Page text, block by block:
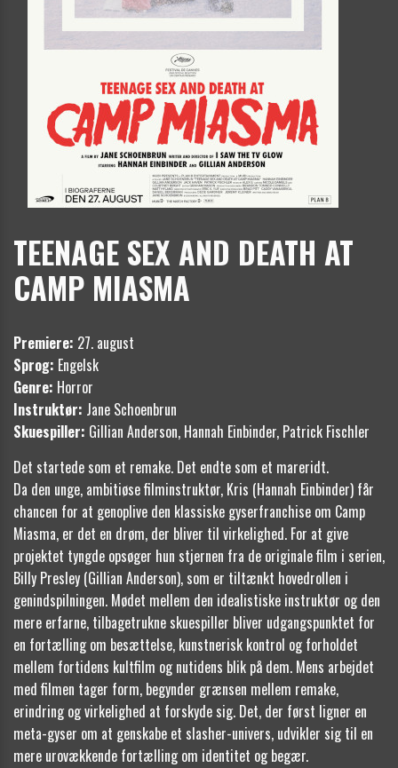
TEENAGE SEX AND DEATH AT
CAMP MIASMA
Premiere: 27. august
Sprog: Engelsk
Genre: Horror
Instruktør: Jane Schoenbrun
Skuespiller: Gillian Anderson, Hannah Einbinder, Patrick Fischler
Det startede som et remake. Det endte som et mareridt.
Da den unge, ambitiøse filminstruktør, Kris (Hannah Einbinder) får
chancen for at genoplive den klassiske gyserfranchise om Camp
Miasma, er det en drøm, der bliver til virkelighed. For at give
projektet tyngde opsøger hun stjernen fra de originale film i serien,
Billy Presley (Gillian Anderson), som er tiltænkt hovedrollen i
genindspilningen. Mødet mellem den idealistiske instruktør og den
mere erfarne, tilbagetrukne skuespiller bliver udgangspunktet for
en fortælling om besættelse, kunstnerisk kontrol og forholdet
mellem fortidens kultfilm og nutidens blik på dem. Mens arbejdet
med filmen tager form, begynder grænsen mellem remake,
erindring og virkelighed at forskyde sig. Det, der først ligner en
meta-gyser om at genskabe et slasher-univers, udvikler sig til en
mere urovækkende fortælling om identitet og begær.